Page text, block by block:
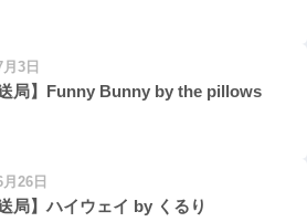
3日
送局】Funny Bunny by the pillows
26日
局】ハイウェイ by くるり